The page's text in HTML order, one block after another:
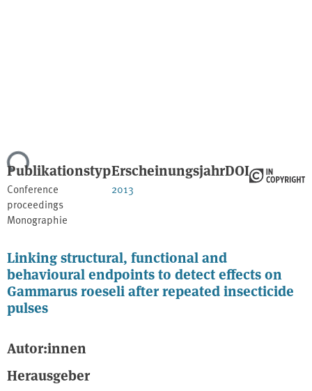
Publikationstyp
Conference
proceedings
Monographie
Erscheinungsjahr
2013
DOI
Linking structural, functional and
behavioural endpoints to detect effects on
Gammarus roeseli after repeated insecticide
pulses
Autor:innen
Herausgeber